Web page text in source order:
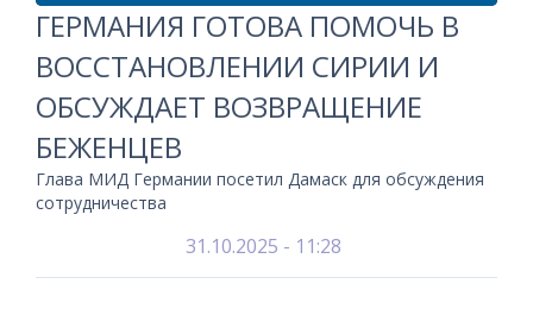
ГЕРМАНИЯ ГОТОВА ПОМОЧЬ В
ВОССТАНОВЛЕНИИ СИРИИ И
ОБСУЖДАЕТ ВОЗВРАЩЕНИЕ
БЕЖЕНЦЕВ
Глава МИД Германии посетил Дамаск для обсуждения
сотрудничества
31.10.2025 - 11:28